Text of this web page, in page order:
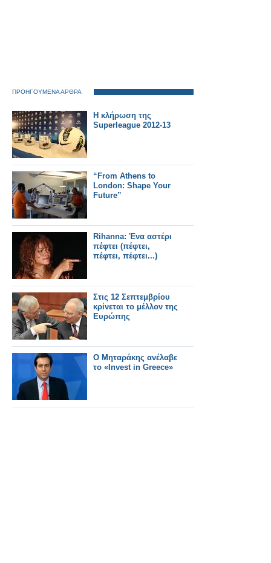
ΠΡΟΗΓΟΥΜΕΝΑ ΑΡΘΡΑ
H κλήρωση της
Superleague 2012-13
“From Athens to
London: Shape Your
Future”
Rihanna: Ένα αστέρι
πέφτει (πέφτει,
πέφτει, πέφτει...)
Στις 12 Σεπτεμβρίου
κρίνεται το μέλλον της
Ευρώπης
Ο Μηταράκης ανέλαβε
το «Invest in Greece»